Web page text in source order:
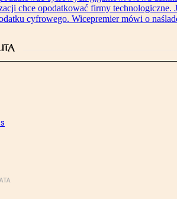
chce opodatkować firmy technologiczne.
cyfrowego. Wicepremier mówi o